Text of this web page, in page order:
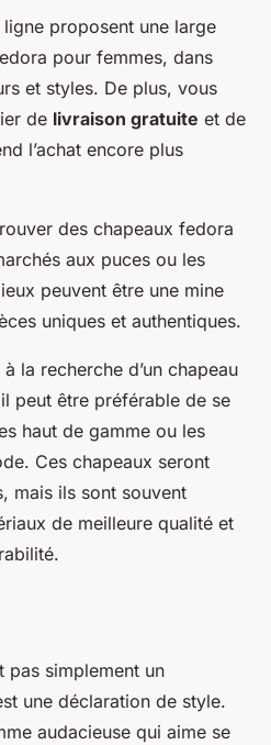
proposent une large
pour femmes, dans
et styles. De plus, vous
de livraison gratuite et de
l’achat encore plus
des chapeaux fedora
aux puces ou les
peuvent être une mine
uniques et authentiques.
la recherche d’un chapeau
peut être préférable de se
haut de gamme ou les
Ces chapeaux seront
mais ils sont souvent
de meilleure qualité et
pas simplement un
une déclaration de style.
audacieuse qui aime se